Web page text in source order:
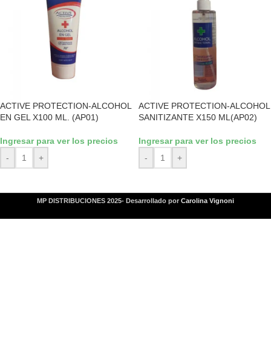
ACTIVE PROTECTION-ALCOHOL
EN GEL X100 ML. (AP01)
Ingresar para ver los precios
-
+
ACTIVE PROTECTION-ALCOHOL
SANITIZANTE X150 ML(AP02)
Ingresar para ver los precios
-
+
MP DISTRIBUCIONES 2025- Desarrollado por Carolina Vignoni